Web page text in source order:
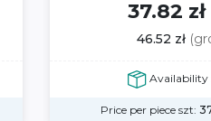
37.82 zł
46.52 zł
Availability
Price per piece szt: